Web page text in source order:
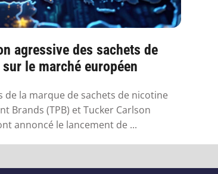
agressive des sachets de
le marché européen
de la marque de sachets de nicotine
Brands (TPB) et Tucker Carlson
annoncé le lancement de ...